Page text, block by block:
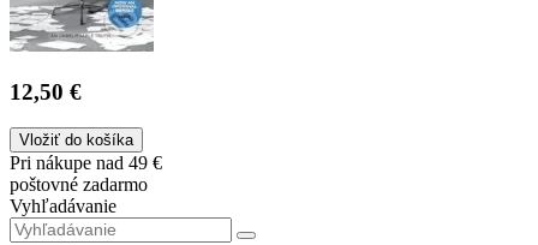
12,50 €
Vložiť do košíka
Pri nákupe nad 49 €
poštovné zadarmo
Vyhľadávanie